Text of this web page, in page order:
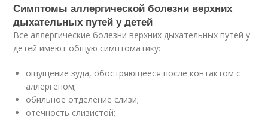
Симптомы аллергической болезни верхних
дыхательных путей у детей
Все аллергические болезни верхних дыхательных путей у
детей имеют общую симптоматику:
ощущение зуда, обостряющееся после контактом с
аллергеном;
обильное отделение слизи;
отечность слизистой;